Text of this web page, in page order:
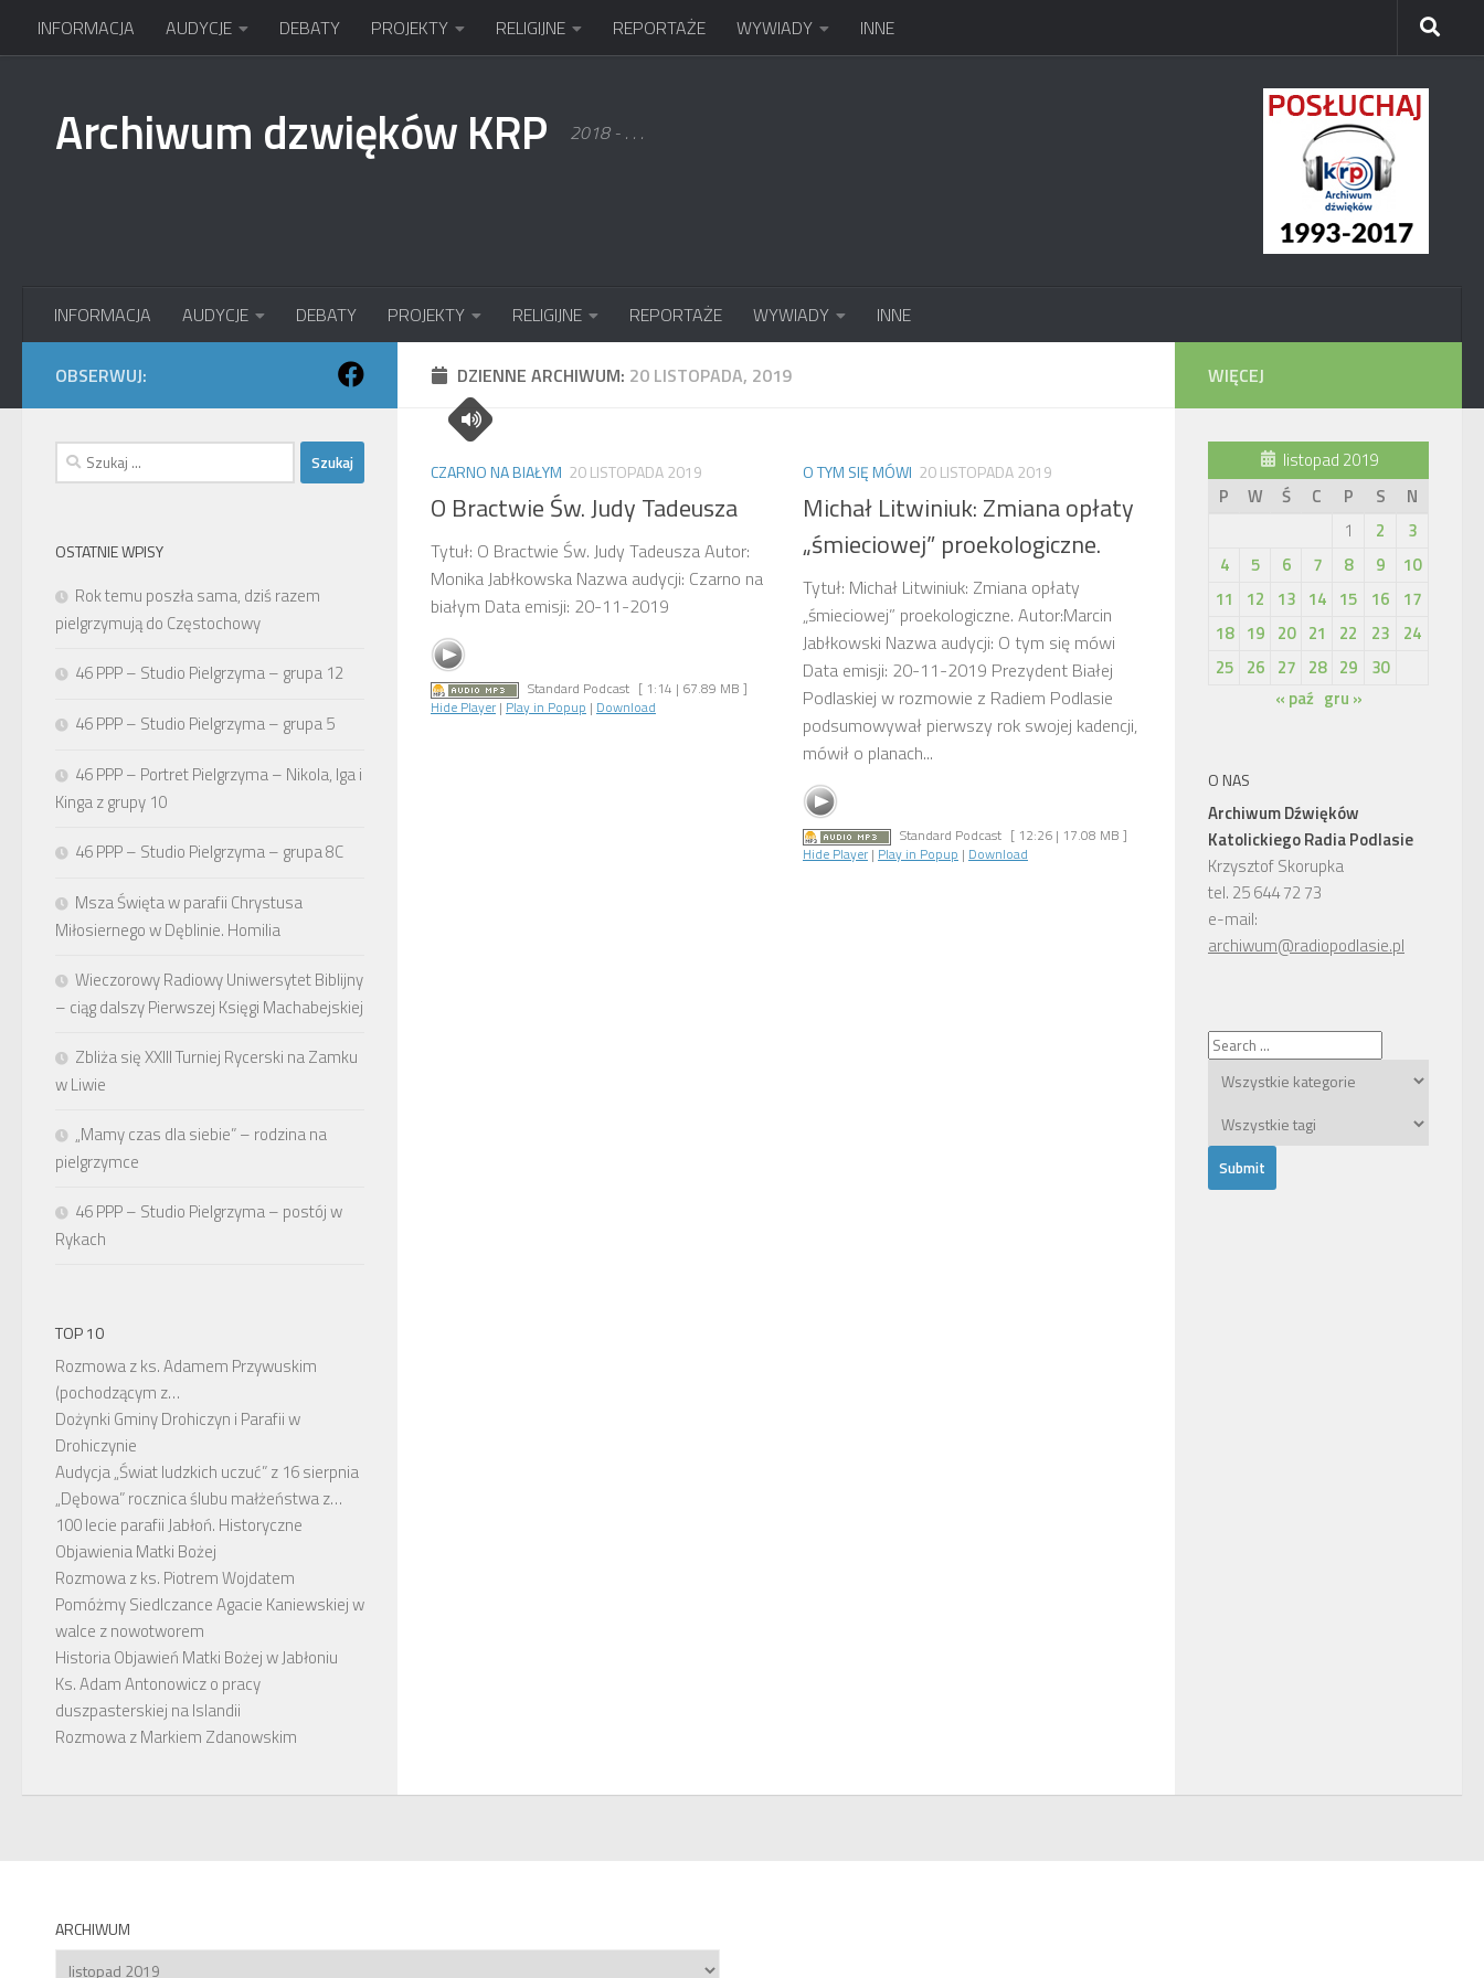
Przejdź do treści
INFORMACJA AUDYCJE DEBATY PROJEKTY RELIGIJNE REPORTAŻE WYWIADY INNE
Archiwum dzwięków KRP 2018 - . . .
INFORMACJA AUDYCJE DEBATY PROJEKTY RELIGIJNE REPORTAŻE WYWIADY INNE
DZIENNE ARCHIWUM: 20 LISTOPADA, 2019
CZARNO NA BIAŁYM 20 LISTOPADA 2019
O Bractwie Św. Judy Tadeusza
Tytuł: O Bractwie Św. Judy Tadeusza Autor:
Monika Jabłkowska Nazwa audycji: Czarno na
białym Data emisji: 20-11-2019
Standard Podcast [ 1:14 | 67.89 MB ]
Hide Player | Play in Popup | Download
O TYM SIĘ MÓWI 20 LISTOPADA 2019
Michał Litwiniuk: Zmiana opłaty
„śmieciowej” proekologiczne.
Tytuł: Michał Litwiniuk: Zmiana opłaty
„śmieciowej” proekologiczne. Autor:Marcin
Jabłkowski Nazwa audycji: O tym się mówi
Data emisji: 20-11-2019 Prezydent Białej
Podlaskiej w rozmowie z Radiem Podlasie
podsumowywał pierwszy rok swojej kadencji,
mówił o planach...
Standard Podcast [ 12:26 | 17.08 MB ]
Hide Player | Play in Popup | Download
OBSERWUJ:
Szukaj:
OSTATNIE WPISY
Rok temu poszła sama, dziś razem
pielgrzymują do Częstochowy
46 PPP – Studio Pielgrzyma – grupa 12
46 PPP – Studio Pielgrzyma – grupa 5
46 PPP – Portret Pielgrzyma – Nikola, Iga i
Kinga z grupy 10
46 PPP – Studio Pielgrzyma – grupa 8C
Msza Święta w parafii Chrystusa
Miłosiernego w Dęblinie. Homilia
Wieczorowy Radiowy Uniwersytet Biblijny
– ciąg dalszy Pierwszej Księgi Machabejskiej
Zbliża się XXIII Turniej Rycerski na Zamku
w Liwie
„Mamy czas dla siebie” – rodzina na
pielgrzymce
46 PPP – Studio Pielgrzyma – postój w
Rykach
TOP 10
Rozmowa z ks. Adamem Przywuskim
(pochodzącym z…
Dożynki Gminy Drohiczyn i Parafii w
Drohiczynie
Audycja „Świat ludzkich uczuć” z 16 sierpnia
„Dębowa” rocznica ślubu małżeństwa z…
100 lecie parafii Jabłoń. Historyczne
Objawienia Matki Bożej
Rozmowa z ks. Piotrem Wojdatem
Pomóżmy Siedlczance Agacie Kaniewskiej w
walce z nowotworem
Historia Objawień Matki Bożej w Jabłoniu
Ks. Adam Antonowicz o pracy
duszpasterskiej na Islandii
Rozmowa z Markiem Zdanowskim
WIĘCEJ
listopad 2019
P
W Ś C P S
N
1
2
3
4
5 6 7 8 9
10
11
12 13 14 15 16
17
18 19 20 21 22 23
24
25 26 27 28 29
30
« paź gru »
O NAS
Archiwum Dźwięków
Katolickiego Radia Podlasie
Krzysztof Skorupka
tel. 25 644 72 73
e-mail:
archiwum@radiopodlasie.pl
ARCHIWUM
Archiwum